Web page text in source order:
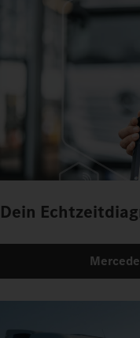
Dein